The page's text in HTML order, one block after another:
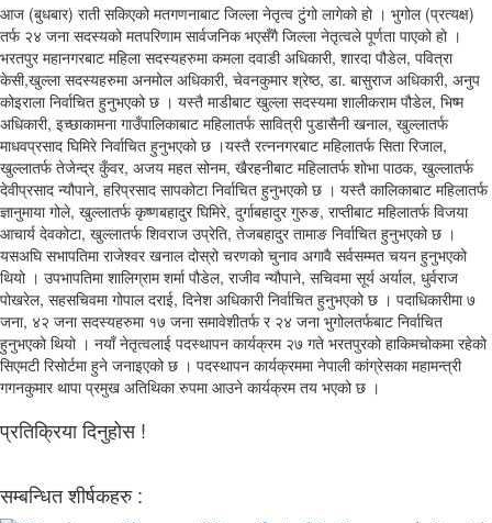
आज (बुधबार) राती सकिएको मतगणनाबाट जिल्ला नेतृत्व टुंगो लागेको हो । भुगोल (प्रत्यक्ष)
तर्फ २४ जना सदस्यको मतपरिणाम सार्वजनिक भएसँगै जिल्ला नेतृत्वले पूर्णता पाएको हो ।
भरतपुर महानगरबाट महिला सदस्यहरुमा कमला दवाडी अधिकारी, शारदा पौडेल, पवित्रा
केसी,खुल्ला सदस्यहरुमा अनमोल अधिकारी, चेवनकुमार श्रेष्ठ, डा. बासुराज अधिकारी, अनुप
कोइराला निर्वाचित हुनुभएको छ । यस्तै माडीबाट खुल्ला सदस्यमा शालीकराम पौडेल, भिष्म
अधिकारी, इच्छाकामना गाउँपालिकाबाट महिलातर्फ सावित्री पुडासैनी खनाल, खुल्लातर्फ
माधवप्रसाद घिमिरे निर्वाचित हुनुभएको छ ।यस्तै रत्ननगरबाट महिलातर्फ सिता रिजाल,
खुल्लातर्फ तेजेन्द्र कुँवर, अजय महत सोनम, खैरहनीबाट महिलातर्फ शोभा पाठक, खुल्लातर्फ
देवीप्रसाद न्यौपाने, हरिप्रसाद सापकोटा निर्वाचित हुनुभएको छ । यस्तै कालिकाबाट महिलातर्फ
ज्ञानुमाया गोले, खुल्लातर्फ कृष्णबहादुर घिमिरे, दुर्गाबहादुर गुरुङ, राप्तीबाट महिलातर्फ विजया
आचार्य देवकोटा, खुल्लातर्फ शिवराज उप्रेति, तेजबहादुर तामाङ निर्वाचित हुनुभएको छ ।
यसअघि सभापतिमा राजेश्वर खनाल दोस्रो चरणको चुनाव अगावै सर्वसम्मत चयन हुनुभएको
थियो । उपभापतिमा शालिग्राम शर्मा पौडेल, राजीव न्यौपाने, सचिवमा सूर्य अर्याल, धुर्वराज
पोखरेल, सहसचिवमा गोपाल दराई, दिनेश अधिकारी निर्वाचित हुनुभएको छ । पदाधिकारीमा ७
जना, ४२ जना सदस्यहरुमा १७ जना समावेशीतर्फ र २४ जना भुगोलतर्फबाट निर्वाचित
हुनुभएको थियो । नयाँ नेतृत्वलाई पदस्थापन कार्यक्रम २७ गते भरतपुरको हाकिमचोकमा रहेको
सिएमटी रिसोर्टमा हुने जनाइएको छ । पदस्थापन कार्यक्रममा नेपाली कांग्रेसका महामन्त्री
गगनकुमार थापा प्रमुख अतिथिका रुपमा आउने कार्यक्रम तय भएको छ ।
प्रतिक्रिया दिनुहोस !
सम्बन्धित शीर्षकहरु :